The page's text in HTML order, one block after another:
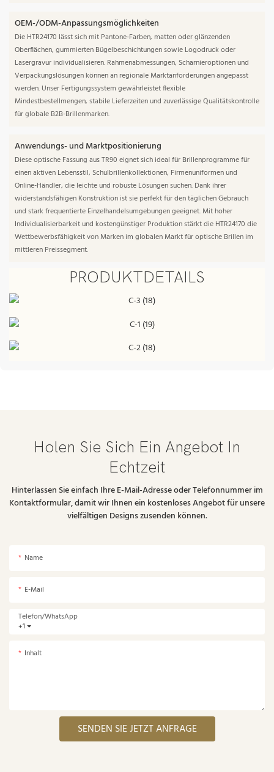
OEM-/ODM-Anpassungsmöglichkeiten
Die HTR24170 lässt sich mit Pantone-Farben, matten oder glänzenden
Oberflächen, gummierten Bügelbeschichtungen sowie Logodruck oder
Lasergravur individualisieren. Rahmenabmessungen, Scharnieroptionen und
Verpackungslösungen können an regionale Marktanforderungen angepasst
werden. Unser Fertigungssystem gewährleistet flexible
Mindestbestellmengen, stabile Lieferzeiten und zuverlässige Qualitätskontrolle
für globale B2B-Brillenmarken.
Anwendungs- und Marktpositionierung
Diese optische Fassung aus TR90 eignet sich ideal für Brillenprogramme für
einen aktiven Lebensstil, Schulbrillenkollektionen, Firmenuniformen und
Online-Händler, die leichte und robuste Lösungen suchen. Dank ihrer
widerstandsfähigen Konstruktion ist sie perfekt für den täglichen Gebrauch
und stark frequentierte Einzelhandelsumgebungen geeignet. Mit hoher
Individualisierbarkeit und kostengünstiger Produktion stärkt die HTR24170 die
Wettbewerbsfähigkeit von Marken im globalen Markt für optische Brillen im
mittleren Preissegment.
PRODUKTDETAILS
Holen Sie Sich Ein Angebot In
Echtzeit
Hinterlassen Sie einfach Ihre E-Mail-Adresse oder Telefonnummer im
Kontaktformular, damit wir Ihnen ein kostenloses Angebot für unsere
vielfältigen Designs zusenden können.
Name
E-Mail
+1
Telefon/WhatsApp
Inhalt
SENDEN SIE JETZT ANFRAGE